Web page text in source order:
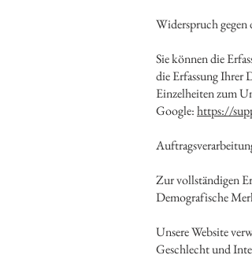
Widerspruch gegen
Sie können die
die Erfassung Ihrer
Einzelheiten zum
Google:https://
Zur vollständigen
Demografische
Unsere Website
Geschlecht und